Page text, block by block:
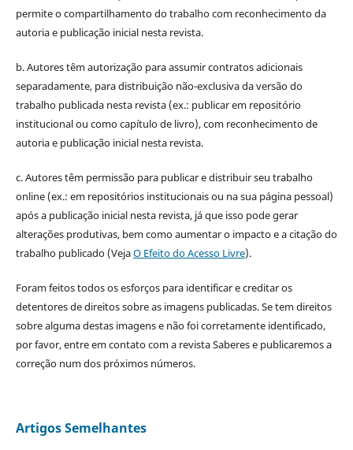
permite o compartilhamento do trabalho com reconhecimento da
autoria e publicação inicial nesta revista.
b. Autores têm autorização para assumir contratos adicionais
separadamente, para distribuição não-exclusiva da versão do
trabalho publicada nesta revista (ex.: publicar em repositório
institucional ou como capítulo de livro), com reconhecimento de
autoria e publicação inicial nesta revista.
c. Autores têm permissão para publicar e distribuir seu trabalho
online (ex.: em repositórios institucionais ou na sua página pessoal)
após a publicação inicial nesta revista, já que isso pode gerar
alterações produtivas, bem como aumentar o impacto e a citação do
trabalho publicado (VejaO Efeito do Acesso Livre).
Foram feitos todos os esforços para identificar e creditar os
detentores de direitos sobre as imagens publicadas. Se tem direitos
sobre alguma destas imagens e não foi corretamente identificado,
por favor, entre em contato com a revista Saberes e publicaremos a
correção num dos próximos números.
Artigos Semelhantes